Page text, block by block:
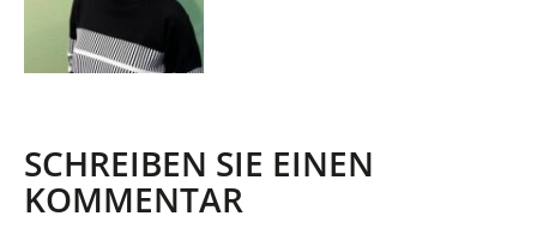
SCHREIBEN SIE EINEN
KOMMENTAR